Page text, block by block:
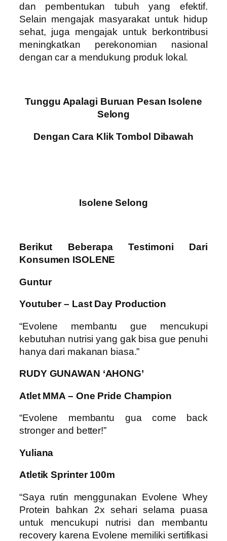
dan pembentukan tubuh yang efektif.
Selain mengajak masyarakat untuk hidup
sehat, juga mengajak untuk berkontribusi
meningkatkan perekonomian nasional
dengan car a mendukung produk lokal.
Tunggu Apalagi Buruan Pesan Isolene
Selong
Dengan Cara Klik Tombol Dibawah
Isolene Selong
Berikut Beberapa Testimoni Dari
Konsumen ISOLENE
Guntur
Youtuber – Last Day Production
“Evolene membantu gue mencukupi
kebutuhan nutrisi yang gak bisa gue penuhi
hanya dari makanan biasa.”
RUDY GUNAWAN ‘AHONG’
Atlet MMA – One Pride Champion
“Evolene membantu gua come back
stronger and better!”
Yuliana
Atletik Sprinter 100m
“Saya rutin menggunakan Evolene Whey
Protein bahkan 2x sehari selama puasa
untuk mencukupi nutrisi dan membantu
recovery karena Evolene memiliki sertifikasi